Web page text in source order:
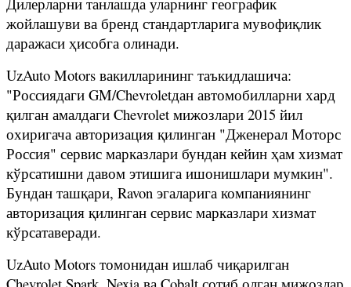
жойлашуви ва бренд стандартларига мувофиқлик
даражаси ҳисобга олинади.
UzAuto Motors вакилларининг таъкидлашича:
"Россиядаги GM/Chevroletдан автомобилларни хард
қилган амалдаги Chevrolet мижозлари 2015 йил
охиригача авторизация қилинган "Дженерал Моторс
Россия" сервис марказлари бундан кейин ҳам хизмат
кўрсатишни давом этишига ишонишлари мумкин".
Бундан ташқари, Ravon эгаларига компаниянинг
авторизация қилинган сервис марказлари хизмат
кўрсатаверади.
UzAuto Motors томонидан ишлаб чиқарилган